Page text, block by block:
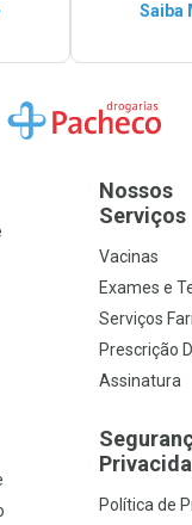
Saiba
Ir para a Home
Nossos
Serviços
Vacinas
Exames e
Serviços
Prescrição
Assinatura
Política de